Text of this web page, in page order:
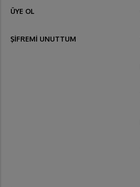
ÜYE OL
ŞİFREMİ UNUTTUM